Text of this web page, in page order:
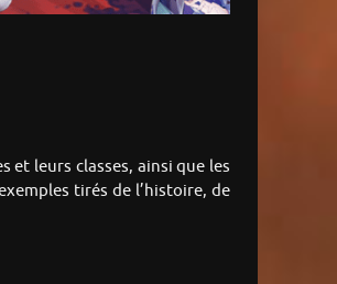
et leurs classes, ainsi que les
tirés de l’histoire, de